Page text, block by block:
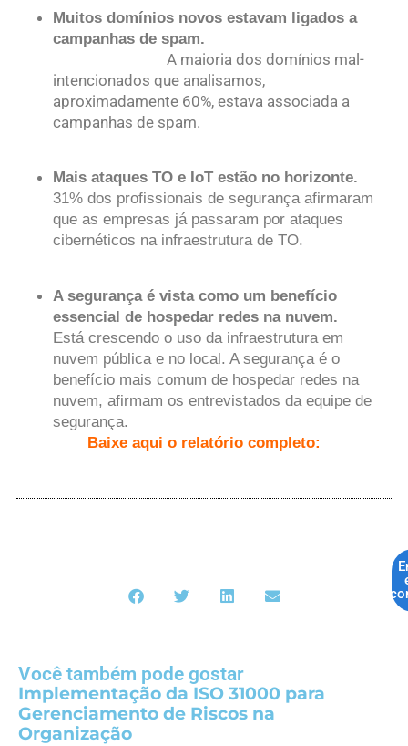
Muitos domínios novos estavam ligados a
campanhas de spam.
A maioria dos domínios mal-
intencionados que analisamos,
aproximadamente 60%, estava associada a
campanhas de spam.
Mais ataques TO e IoT estão no horizonte.
31% dos profissionais de segurança afirmaram
que as empresas já passaram por ataques
cibernéticos na infraestrutura de TO.
A segurança é vista como um benefício
essencial de hospedar redes na nuvem.
Está crescendo o uso da infraestrutura em
nuvem pública e no local. A segurança é o
benefício mais comum de hospedar redes na
nuvem, afirmam os entrevistados da equipe de
segurança.
Baixe aqui o relatório completo:
Você também pode gostar
Implementação da ISO 31000 para
Gerenciamento de Riscos na
Organização